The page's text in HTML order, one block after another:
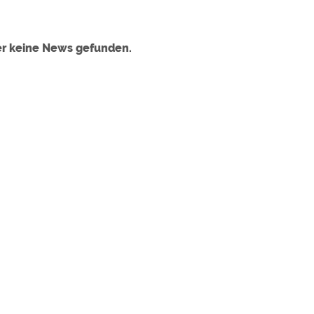
keine News gefunden.